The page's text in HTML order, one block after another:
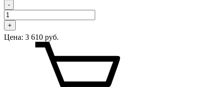
-
+
Цена: 3 610 руб.